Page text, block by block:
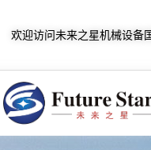
欢迎访问未来之星机械设备